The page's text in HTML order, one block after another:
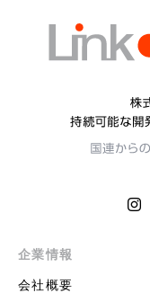
企業情報
会社概要